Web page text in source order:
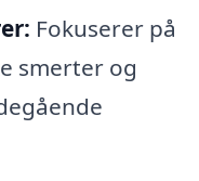
Fokuserer på
smerter og